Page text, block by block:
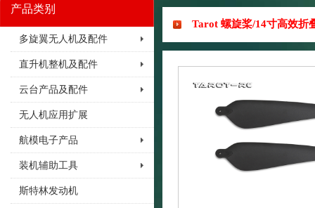
产品类别
多旋翼无人机及配件
直升机整机及配件
云台产品及配件
无人机应用扩展
航模电子产品
装机辅助工具
斯特林发动机
Tarot 螺旋桨/14寸高效折